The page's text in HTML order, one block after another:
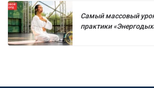
Самый массовый
практики